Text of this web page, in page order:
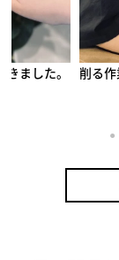
です！